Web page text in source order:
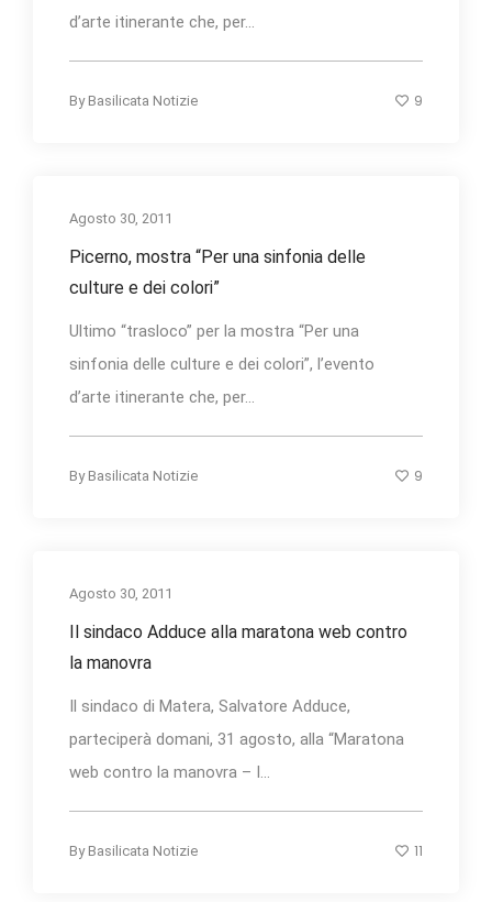
d’arte itinerante che, per...
By Basilicata Notizie 9
Agosto 30, 2011
Picerno, mostra “Per una sinfonia delle
culture e dei colori”
Ultimo “trasloco” per la mostra “Per una
sinfonia delle culture e dei colori”, l’evento
d’arte itinerante che, per...
By Basilicata Notizie 9
Agosto 30, 2011
Il sindaco Adduce alla maratona web contro
la manovra
Il sindaco di Matera, Salvatore Adduce,
parteciperà domani, 31 agosto, alla “Maratona
web contro la manovra – I...
By Basilicata Notizie 11